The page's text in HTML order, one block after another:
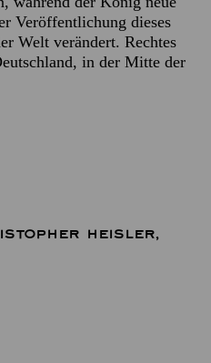
Veröffentlichung dieses
Welt verändert. Rechtes
in der Mitte der
HEISLER,